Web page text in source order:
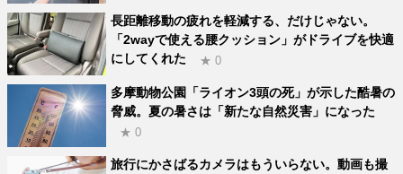
長距離移動の疲れを軽減する、だけじゃない。
「2wayで使える腰クッション」がドライブを快適
にしてくれた
★ 0
多摩動物公園「ライオン3頭の死」が示した酷暑の
脅威。夏の暑さは「新たな自然災害」になった
★ 0
旅行にかさばるカメラはもういらない。動画も撮